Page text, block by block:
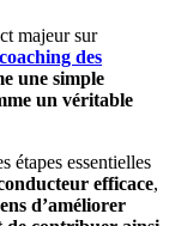
majeur sur
coaching des
une simple
un véritable
étapes essentielles
efficace,
d’améliorer